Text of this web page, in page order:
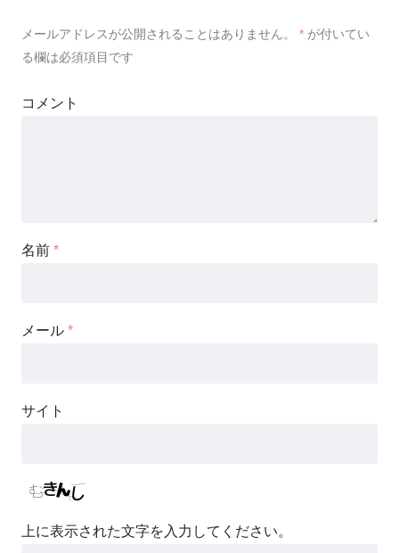
メールアドレスが公開されることはありません。 * が付いてい
る欄は必須項目です
コメント
名前 *
メール *
サイト
上に表示された文字を入力してください。